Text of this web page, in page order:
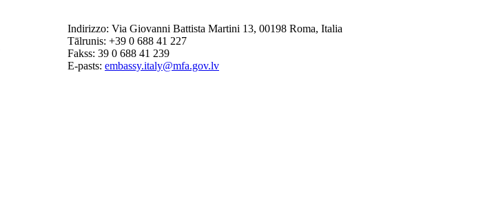
Indirizzo: Via Giovanni Battista Martini 13, 00198 Roma, Italia
Tālrunis: +39 0 688 41 227
Fakss: 39 0 688 41 239
E-pasts: embassy.italy@mfa.gov.lv